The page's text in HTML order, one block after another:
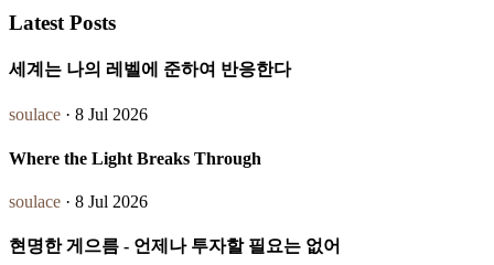
Latest Posts
세계는 나의 레벨에 준하여 반응한다
soulace · 8 Jul 2026
Where the Light Breaks Through
soulace · 8 Jul 2026
현명한 게으름 - 언제나 투자할 필요는 없어